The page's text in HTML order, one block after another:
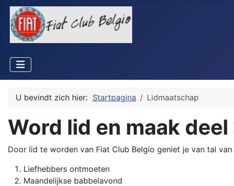
U bevindt zich hier: Startpagina Lidmaatschap
Word lid en maak
Door lid te worden van Fiat Club Belgio geniet je van tal
Liefhebbers ontmoeten
Maandelijkse babbelavond